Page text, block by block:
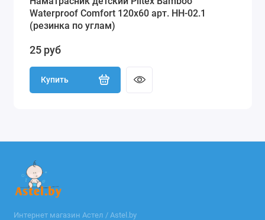
Waterproof Comfort 120х60 арт. НН-02.1
(резинка по углам)
25 руб
Купить
Интернет магазин Астел / Astel.by